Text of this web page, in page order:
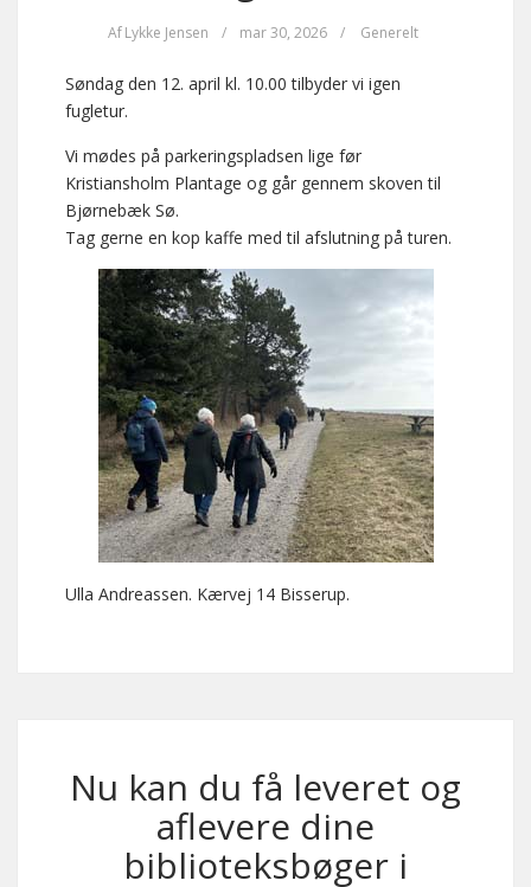
Af Lykke Jensen / mar 30, 2026 / Generelt
Søndag den 12. april kl. 10.00 tilbyder vi igen
fugletur.
Vi mødes på parkeringspladsen lige før
Kristiansholm Plantage og går gennem skoven til
Bjørnebæk Sø.
Tag gerne en kop kaffe med til afslutning på turen.
Ulla Andreassen. Kærvej 14 Bisserup.
Nu kan du få leveret og
aflevere dine
biblioteksbøger i